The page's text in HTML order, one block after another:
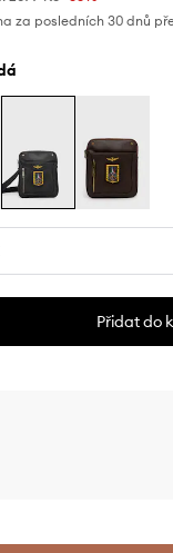
za posledních 30 dnů
Přidat do